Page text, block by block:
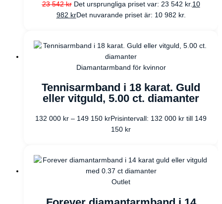
23 542kr Det ursprungliga priset var: 23 542 kr. 10
982 krDet nuvarande priset är: 10 982 kr.
Diamantarmband för kvinnor
Tennisarmband i 18 karat. Guld
eller vitguld, 5.00 ct. diamanter
132 000 kr – 149 150 krPrisintervall: 132 000 kr till 149
150 kr
Outlet